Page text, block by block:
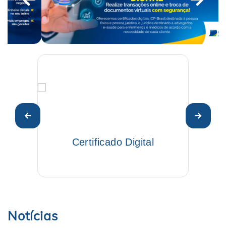
Anteior
Certificado Digital
Notícias